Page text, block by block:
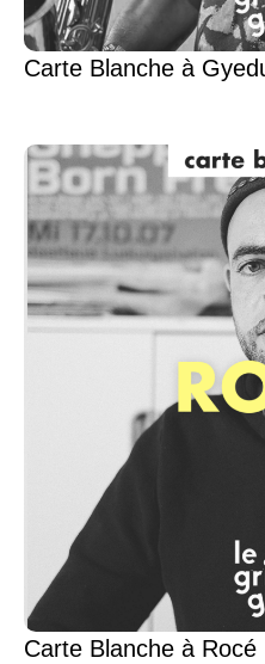
Carte Blanche à
Carte Blanche à Rocé